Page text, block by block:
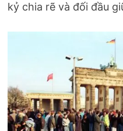
kỷ chia rẽ và đối đầu